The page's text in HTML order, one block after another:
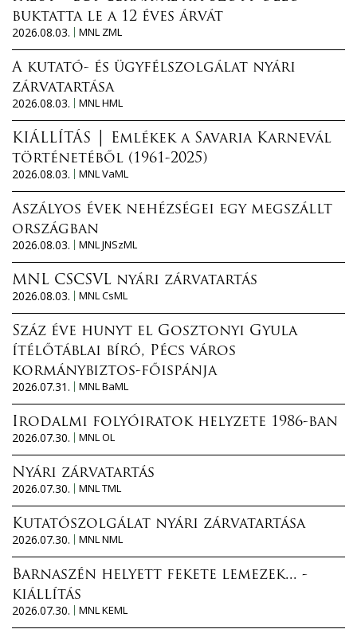
buktatta le a 12 éves árvát
2026.08.03.
MNL ZML
A kutató- és ügyfélszolgálat nyári
zárvatartása
2026.08.03.
MNL HML
KIÁLLÍTÁS │ Emlékek a Savaria Karnevál
történetéből (1961-2025)
2026.08.03.
MNL VaML
Aszályos évek nehézségei egy megszállt
országban
2026.08.03.
MNL JNSzML
MNL CSCSVL nyári zárvatartás
2026.08.03.
MNL CsML
Száz éve hunyt el Gosztonyi Gyula
ítélőtáblai bíró, Pécs város
kormánybiztos-főispánja
2026.07.31.
MNL BaML
Irodalmi folyóiratok helyzete 1986-ban
2026.07.30.
MNL OL
Nyári zárvatartás
2026.07.30.
MNL TML
Kutatószolgálat nyári zárvatartása
2026.07.30.
MNL NML
Barnaszén helyett fekete lemezek... -
kiállítás
2026.07.30.
MNL KEML